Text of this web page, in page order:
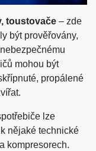
toustovače – zde
být prověřovány,
mohou být
propálené
lze
nějaké technické
kompresorech.